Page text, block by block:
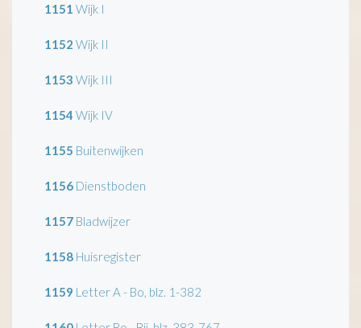
1151 Wijk I
1152 Wijk II
1153 Wijk III
1154 Wijk IV
1155 Buitenwijken
1156 Dienstboden
1157 Bladwijzer
1158 Huisregister
1159 Letter A - Bo, blz. 1-382